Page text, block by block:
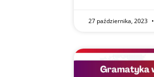
27 października, 2023